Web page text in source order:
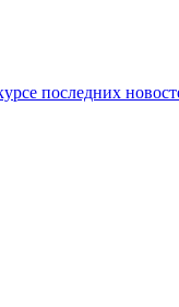
последних